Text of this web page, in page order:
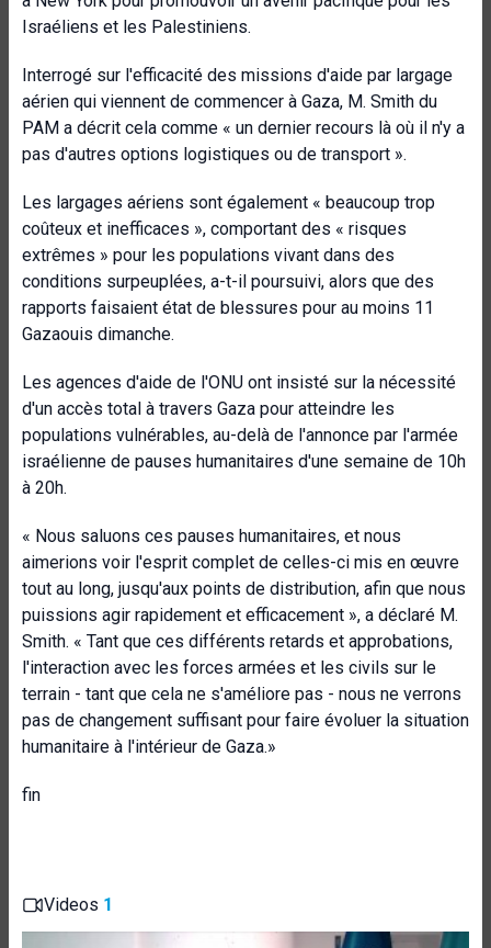
Israéliens et les Palestiniens.
Interrogé sur l'efficacité des missions d'aide par largage
aérien qui viennent de commencer à Gaza, M. Smith du
PAM a décrit cela comme « un dernier recours là où il n'y a
pas d'autres options logistiques ou de transport ».
Les largages aériens sont également « beaucoup trop
coûteux et inefficaces », comportant des « risques
extrêmes » pour les populations vivant dans des
conditions surpeuplées, a-t-il poursuivi, alors que des
rapports faisaient état de blessures pour au moins 11
Gazaouis dimanche.
Les agences d'aide de l'ONU ont insisté sur la nécessité
d'un accès total à travers Gaza pour atteindre les
populations vulnérables, au-delà de l'annonce par l'armée
israélienne de pauses humanitaires d'une semaine de 10h
à 20h.
« Nous saluons ces pauses humanitaires, et nous
aimerions voir l'esprit complet de celles-ci mis en œuvre
tout au long, jusqu'aux points de distribution, afin que nous
puissions agir rapidement et efficacement », a déclaré M.
Smith. « Tant que ces différents retards et approbations,
l'interaction avec les forces armées et les civils sur le
terrain - tant que cela ne s'améliore pas - nous ne verrons
pas de changement suffisant pour faire évoluer la situation
humanitaire à l'intérieur de Gaza.»
fin
Videos 1